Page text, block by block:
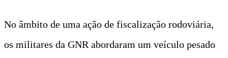
No âmbito de uma ação de fiscalização rodoviária,
os militares da GNR abordaram um veículo pesado